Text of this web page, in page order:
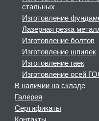
стальных
Изготовление
Лазерная резка
Изготовление болтов
Изготовление шпилек
Изготовление гаек
Изготовление осей
В наличии на складе
Галерея
Сертификаты
Контакты